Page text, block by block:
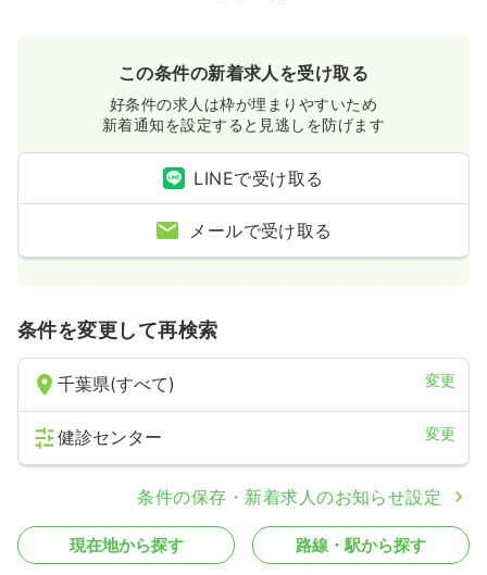
この条件の新着求人を受け取る
好条件の求人は枠が埋まりやすいため
新着通知を設定すると見逃しを防げます
LINEで受け取る
メールで受け取る
条件を変更して再検索
千葉県(すべて) 変更
健診センター 変更
条件の保存・新着求人のお知らせ設定
現在地から探す 路線・駅から探す